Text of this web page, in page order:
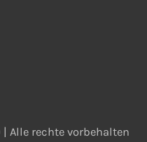
| Alle rechte vorbehalten